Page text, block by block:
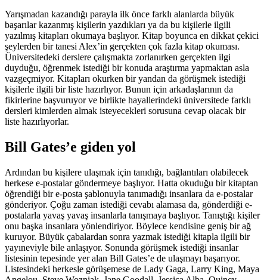
Yarışmadan kazandığı parayla ilk önce farklı alanlarda büyük
başarılar kazanmış kişilerin yazdıkları ya da bu kişilerle ilgili
yazılmış kitapları okumaya başlıyor. Kitap boyunca en dikkat çekici
şeylerden bir tanesi Alex’in gerçekten çok fazla kitap okuması.
Üniversitedeki derslere çalışmakta zorlanırken gerçekten ilgi
duyduğu, öğrenmek istediği bir konuda araştırma yapmaktan asla
vazgeçmiyor. Kitapları okurken bir yandan da görüşmek istediği
kişilerle ilgili bir liste hazırlıyor. Bunun için arkadaşlarının da
fikirlerine başvuruyor ve birlikte hayallerindeki üniversitede farklı
dersleri kimlerden almak isteyecekleri sorusuna cevap olacak bir
liste hazırlıyorlar.
Bill Gates’e giden yol
Ardından bu kişilere ulaşmak için tanıdığı, bağlantıları olabilecek
herkese e-postalar göndermeye başlıyor. Hatta okuduğu bir kitaptan
öğrendiği bir e-posta şablonuyla tanımadığı insanlara da e-postalar
gönderiyor. Çoğu zaman istediği cevabı alamasa da, gönderdiği e-
postalarla yavaş yavaş insanlarla tanışmaya başlıyor. Tanıştığı kişiler
onu başka insanlara yönlendiriyor. Böylece kendisine geniş bir ağ
kuruyor. Büyük çabalardan sonra yazmak istediği kitapla ilgili bir
yayıneviyle bile anlaşıyor. Sonunda görüşmek istediği insanlar
listesinin tepesinde yer alan Bill Gates’e de ulaşmayı başarıyor.
Listesindeki herkesle görüşemese de Lady Gaga, Larry King, Maya